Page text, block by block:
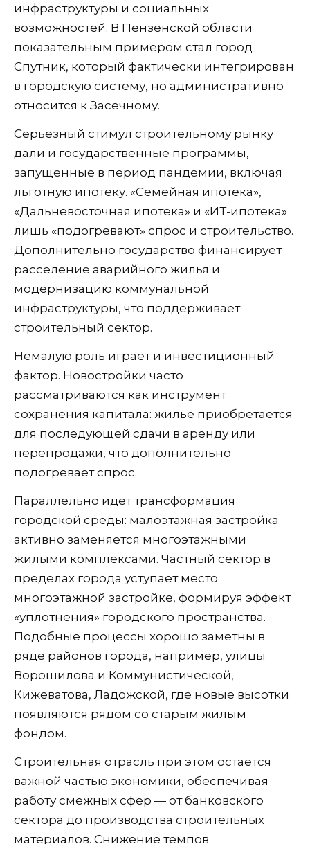
инфраструктуры и социальных
возможностей. В Пензенской области
показательным примером стал город
Спутник, который фактически интегрирован
в городскую систему, но административно
относится к Засечному.
Серьезный стимул строительному рынку
дали и государственные программы,
запущенные в период пандемии, включая
льготную ипотеку. «Семейная ипотека»,
«Дальневосточная ипотека» и «ИТ-ипотека»
лишь «подогревают» спрос и строительство.
Дополнительно государство финансирует
расселение аварийного жилья и
модернизацию коммунальной
инфраструктуры, что поддерживает
строительный сектор.
Немалую роль играет и инвестиционный
фактор. Новостройки часто
рассматриваются как инструмент
сохранения капитала: жилье приобретается
для последующей сдачи в аренду или
перепродажи, что дополнительно
подогревает спрос.
Параллельно идет трансформация
городской среды: малоэтажная застройка
активно заменяется многоэтажными
жилыми комплексами. Частный сектор в
пределах города уступает место
многоэтажной застройке, формируя эффект
«уплотнения» городского пространства.
Подобные процессы хорошо заметны в
ряде районов города, например, улицы
Ворошилова и Коммунистической,
Кижеватова, Ладожской, где новые высотки
появляются рядом со старым жилым
фондом.
Строительная отрасль при этом остается
важной частью экономики, обеспечивая
работу смежных сфер — от банковского
сектора до производства строительных
материалов. Снижение темпов